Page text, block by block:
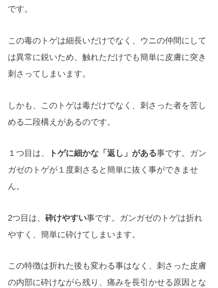
です。
この毒のトゲは細長いだけでなく、ウニの仲間にして
は異常に鋭いため、触れただけでも簡単に皮膚に突き
刺さってしまいます。
しかも、このトゲは毒だけでなく、刺さった者を苦し
める二段構えがあるのです。
１つ目は、 トゲに細かな「返し」がある事です。ガン
ガゼのトゲが１度刺さると簡単に抜く事ができませ
ん。
2つ目は、 砕けやすい事です。ガンガゼのトゲは折れ
やすく、簡単に砕けてしまいます。
この特徴は折れた後も変わる事はなく、刺さった皮膚
の内部に砕けながら残り、痛みを長引かせる原因とな